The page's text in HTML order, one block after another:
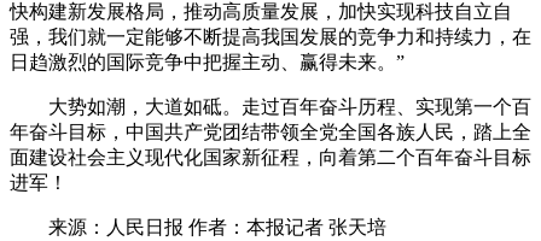
快构建新发展格局，推动高质量发展，加快实现科技自立自
强，我们就一定能够不断提高我国发展的竞争力和持续力，在
日趋激烈的国际竞争中把握主动、赢得未来。”
大势如潮，大道如砥。走过百年奋斗历程、实现第一个百
年奋斗目标，中国共产党团结带领全党全国各族人民，踏上全
面建设社会主义现代化国家新征程，向着第二个百年奋斗目标
进军！
来源：人民日报 作者：本报记者 张天培